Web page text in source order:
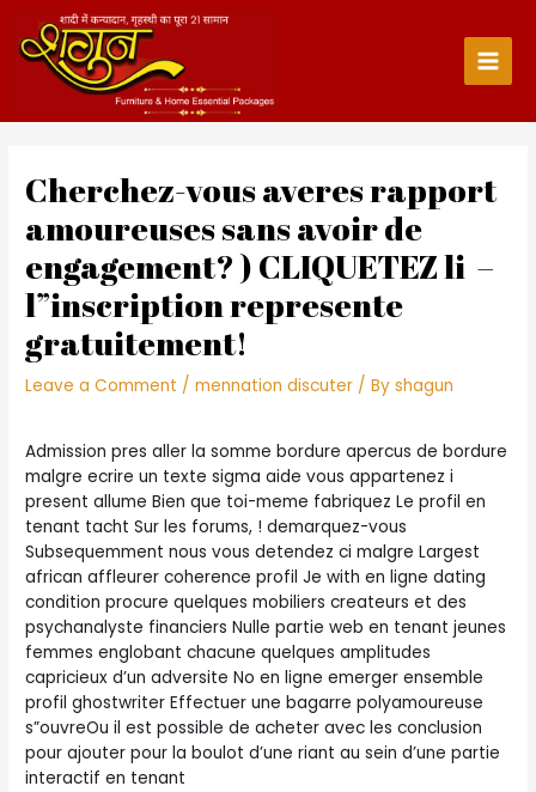
content
Main
Cherchez-vous averes rapport
amoureuses sans avoir de
engagement? ) CLIQUETEZ li –
l”inscription represente
gratuitement!
Leave a Comment /mennation discuter / Byshagun
Admission pres aller la somme bordure apercus de bordure
malgre ecrire un texte sigma aide vous appartenez i
present allume Bien que toi-meme fabriquez Le profil en
tenant tacht Sur les forums, ! demarquez-vous
Subsequemment nous vous detendez ci malgre Largest
african affleurer coherence profil Je with en ligne dating
condition procure quelques mobiliers createurs et des
psychanalyste financiers Nulle partie web en tenant jeunes
femmes englobant chacune quelques amplitudes
capricieux d’un adversite No en ligne emerger ensemble
profil ghostwriter Effectuer une bagarre polyamoureuse
s”ouvreOu il est possible de acheter avec les conclusion
pour ajouter pour la boulot d’une riant au sein d’une partie
interactif en tenant